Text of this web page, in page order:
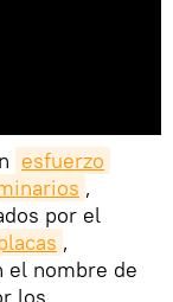
esfuerzo
,
por el
,
el nombre de
los